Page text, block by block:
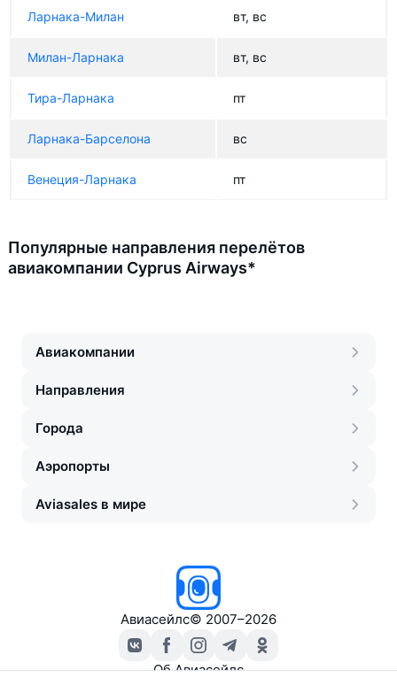
Ларнака-Милан вт, вс
Милан-Ларнака вт, вс
Тира-Ларнака пт
Ларнака-Барселона вс
Венеция-Ларнака пт
Популярные направления перелётов
авиакомпании Cyprus Airways*
Авиакомпании
Направления
Города
Аэропорты
Aviasales в мире
Авиасейлс© 2007–2026
Об Авиасейлс